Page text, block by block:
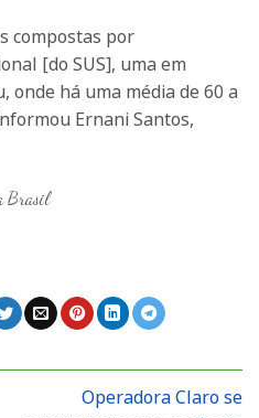
compostas por
[do SUS], uma em
onde há uma média de 60 a
Ernani Santos,
Brasil
Operadora Claro se